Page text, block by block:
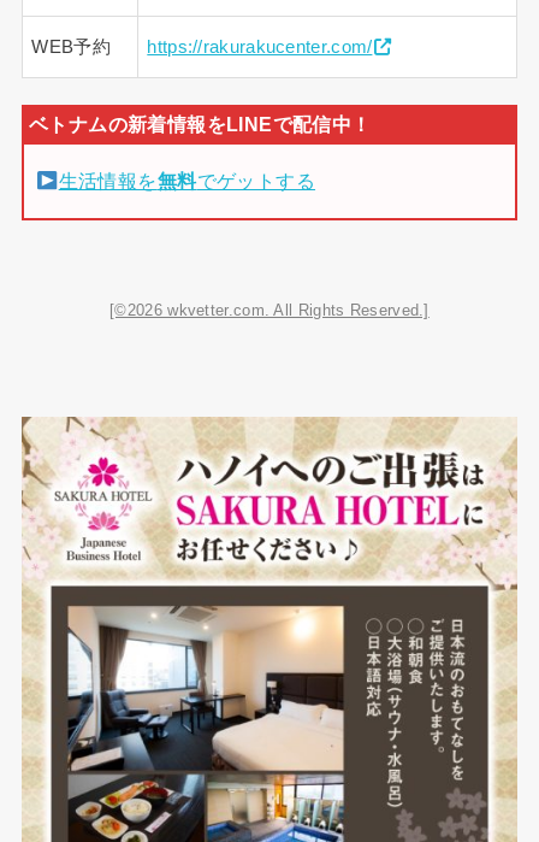
WEB予約 https://rakurakucenter.com/
生活情報を無料でゲットする
[©2026 wkvetter.com. All Rights Reserved.]